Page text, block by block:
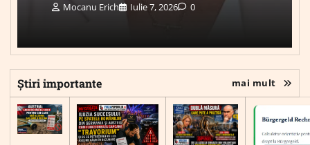
Mocanu Erich Iulie 7, 2026 0
Știri importante mai mult